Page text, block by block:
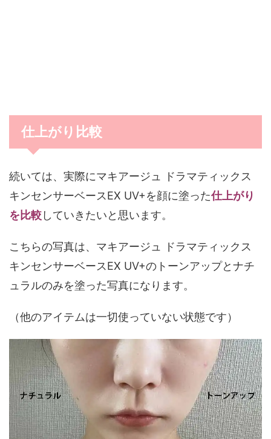
仕上がり比較
続いては、実際にマキアージュ ドラマティックス
キンセンサーベースEX UV+を顔に塗った仕上がり
を比較していきたいと思います。
こちらの写真は、マキアージュ ドラマティックス
キンセンサーベースEX UV+のトーンアップとナチ
ュラルのみを塗った写真になります。
（他のアイテムは一切使っていない状態です）